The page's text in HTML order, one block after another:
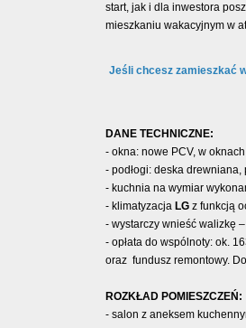
start, jak i dla inwestora
mieszkaniu wakacyjnym w
Jeśli chcesz zamieszkać
DANE TECHNICZNE:
- okna: nowe PCV, w
- podłogi: deska drewniana,
- kuchnia na wymiar
- klimatyzacja LG z funkcją
- wystarczy wnieść walizkę
- opłata do wspólnoty: ok.
oraz fundusz remontowy.
ROZKŁAD POMIESZCZEŃ:
- salon z aneksem